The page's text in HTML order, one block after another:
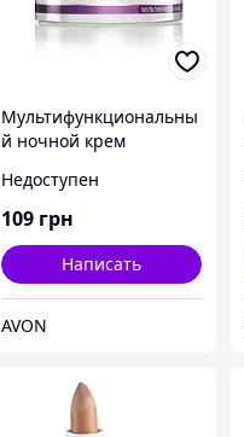
Мультифункциональны
й ночной крем
Avon, Эйвон, Ейвон
Недоступен
109 грн
Написать
AVON